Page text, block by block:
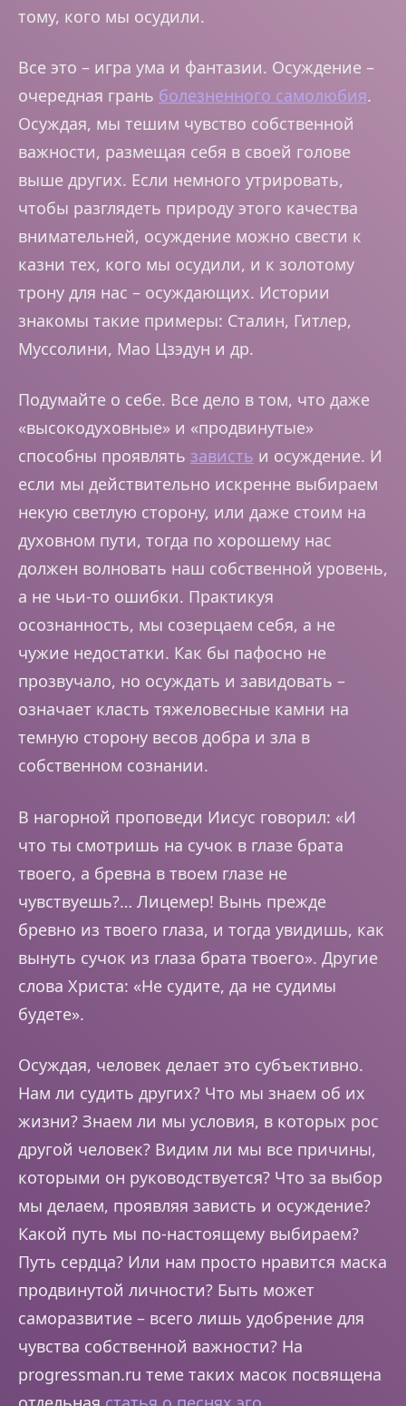
тому, кого мы осудили.
Все это – игра ума и фантазии. Осуждение –
очередная грань болезненного самолюбия.
Осуждая, мы тешим чувство собственной
важности, размещая себя в своей голове
выше других. Если немного утрировать,
чтобы разглядеть природу этого качества
внимательней, осуждение можно свести к
казни тех, кого мы осудили, и к золотому
трону для нас – осуждающих. Истории
знакомы такие примеры: Сталин, Гитлер,
Муссолини, Мао Цзэдун и др.
Подумайте о себе. Все дело в том, что даже
«высокодуховные» и «продвинутые»
способны проявлять зависть и осуждение. И
если мы действительно искренне выбираем
некую светлую сторону, или даже стоим на
духовном пути, тогда по хорошему нас
должен волновать наш собственной уровень,
а не чьи-то ошибки. Практикуя
осознанность, мы созерцаем себя, а не
чужие недостатки. Как бы пафосно не
прозвучало, но осуждать и завидовать –
означает класть тяжеловесные камни на
темную сторону весов добра и зла в
собственном сознании.
В нагорной проповеди Иисус говорил: «И
что ты смотришь на сучок в глазе брата
твоего, а бревна в твоем глазе не
чувствуешь?… Лицемер! Вынь прежде
бревно из твоего глаза, и тогда увидишь, как
вынуть сучок из глаза брата твоего». Другие
слова Христа: «Не судите, да не судимы
будете».
Осуждая, человек делает это субъективно.
Нам ли судить других? Что мы знаем об их
жизни? Знаем ли мы условия, в которых рос
другой человек? Видим ли мы все причины,
которыми он руководствуется? Что за выбор
мы делаем, проявляя зависть и осуждение?
Какой путь мы по-настоящему выбираем?
Путь сердца? Или нам просто нравится маска
продвинутой личности? Быть может
саморазвитие – всего лишь удобрение для
чувства собственной важности? На
progressman.ru теме таких масок посвящена